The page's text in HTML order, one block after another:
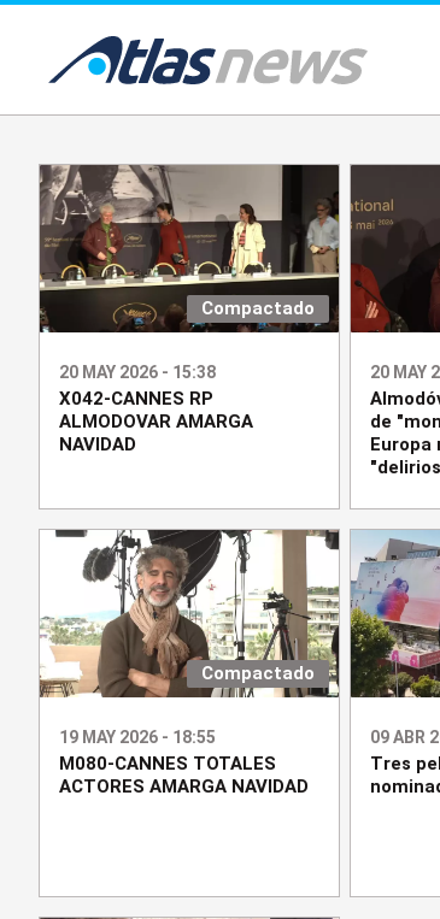
common.go-to-content
Compactado
20 MAY 2026 - 15:38
X042-CANNES RP
ALMODOVAR AMARGA
NAVIDAD
20 MAY
de
Europa
Compactado
19 MAY 2026 - 18:55
M080-CANNES TOTALES
ACTORES AMARGA NAVIDAD
09 ABR
Tres